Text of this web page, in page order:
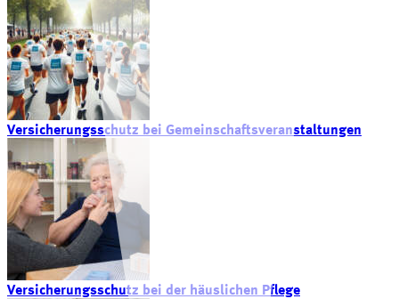
Versicherungsschutz bei Gemeinschaftsveranstaltungen
Versicherungsschutz bei der häuslichen Pflege